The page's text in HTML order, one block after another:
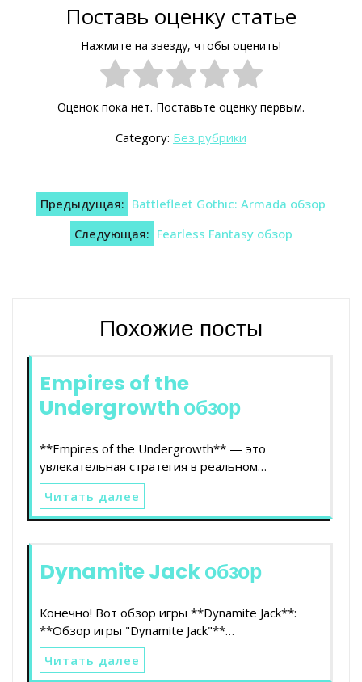
Поставь оценку статье
Нажмите на звезду, чтобы оценить!
Оценок пока нет. Поставьте оценку первым.
Category: Без рубрики
Навигация
по
записям
Предыдущая: Battlefleet Gothic: Armada обзор
Следующая: Fearless Fantasy обзор
Похожие посты
Empires of the
Undergrowth обзор
**Empires of the Undergrowth** — это
увлекательная стратегия в реальном…
Читать далее
Dynamite Jack обзор
Конечно! Вот обзор игры **Dynamite Jack**:
**Обзор игры "Dynamite Jack"**…
Читать далее